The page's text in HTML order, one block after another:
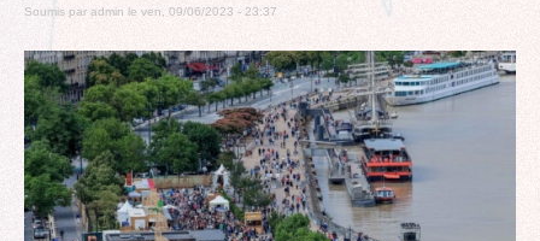
Soumis par admin le ven, 09/06/2023 - 23:37